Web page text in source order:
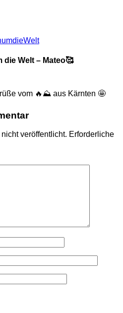
Welt – Mateo🥰
vom 🔥⛰️ aus Kärnten 🤩
veröffentlicht. Erforderliche